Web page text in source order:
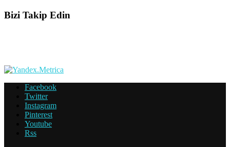
Bizi Takip Edin
Facebook
Twitter
Instagram
Pinterest
Youtube
Rss